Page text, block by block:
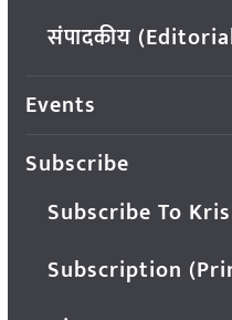
संपादकीय
Events
Subscribe
Subscribe To
Subscription